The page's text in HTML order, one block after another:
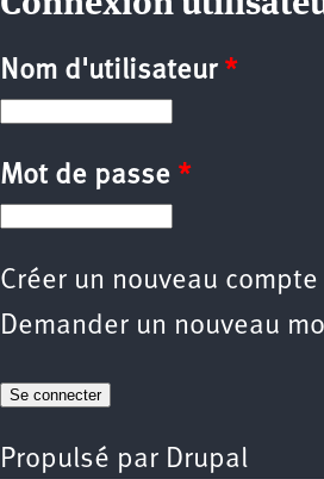
Nom d'utilisateur *
Mot de passe *
Créer un nouveau compte
Demander un nouveau
Propulsé par Drupal